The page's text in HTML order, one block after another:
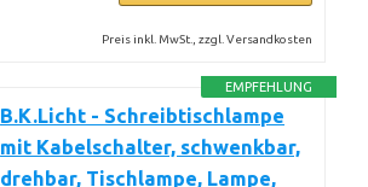
Preis inkl. MwSt., zzgl. Versandkosten
EMPFEHLUNG
B.K.Licht - Schreibtischlampe
mit Kabelschalter, schwenkbar,
drehbar, Tischlampe, Lampe,